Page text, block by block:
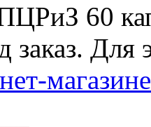
60
заказ. Для
магазине